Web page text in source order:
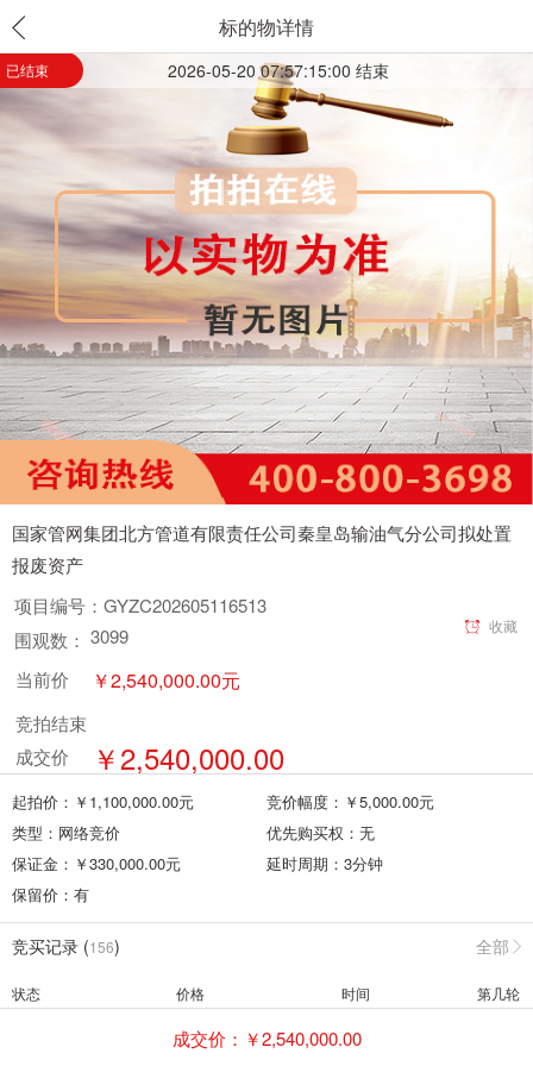
标的物详情
已结束 2026-05-20 07:57:15:00 结束
国家管网集团北方管道有限责任公司秦皇岛输油气分公司拟处置
报废资产
项目编号： GYZC202605116513
围观数： 3099 收藏
当前价 ￥2,540,000.00元
竞拍结束
成交价
￥2,540,000.00
起拍价：￥ 1,100,000.00元 竞价幅度：￥5,000.00元
类型： 网络竞价 优先购买权： 无
保证金：￥330,000.00元 延时周期： 3分钟
保留价： 有
竞买记录 (156) 全部
状态 价格 时间 第几轮
2540000.00 2026-05-20 15:54:15:73
成交价：￥2,540,000.00